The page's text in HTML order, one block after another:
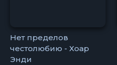
Нет пределов
честолюбию - Хоар
Энди